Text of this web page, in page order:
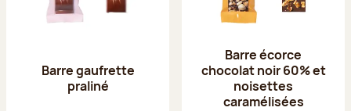
Barre gaufrette
praliné
Barre écorce
chocolat noir 60% et
noisettes
caramélisées